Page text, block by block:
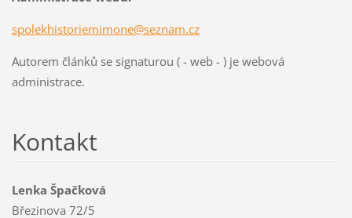
spolekhistoriemimone@seznam.cz
Autorem článků se signaturou ( - web - ) je webová
administrace.
Kontakt
Lenka Špačková
Březinova 72/5